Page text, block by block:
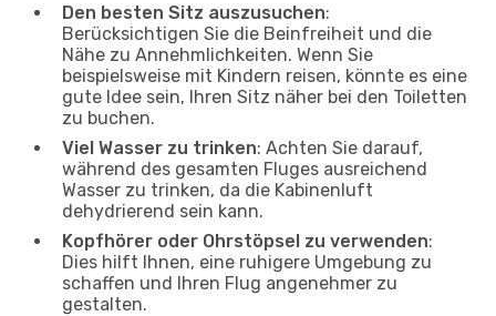
Den besten Sitz auszusuchen:
Berücksichtigen Sie die Beinfreiheit und die
Nähe zu Annehmlichkeiten. Wenn Sie
beispielsweise mit Kindern reisen, könnte es eine
gute Idee sein, Ihren Sitz näher bei den Toiletten
zu buchen.
Viel Wasser zu trinken: Achten Sie darauf,
während des gesamten Fluges ausreichend
Wasser zu trinken, da die Kabinenluft
dehydrierend sein kann.
Kopfhörer oder Ohrstöpsel zu verwenden:
Dies hilft Ihnen, eine ruhigere Umgebung zu
schaffen und Ihren Flug angenehmer zu
gestalten.